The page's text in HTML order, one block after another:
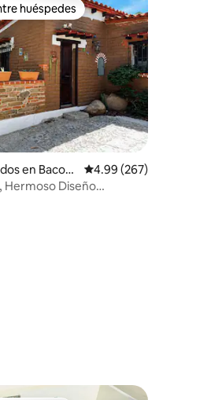
5, 147 reseñas
huéspedes preferido
huéspedes
en Bacoc
Calificación promedio:
4.99 (267)
Hermoso Diseño